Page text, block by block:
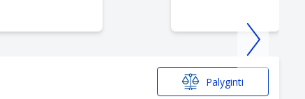
Palyginti